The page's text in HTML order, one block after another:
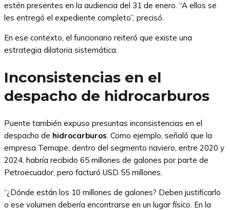
estén presentes en la audiencia del 31 de enero. “A ellos se
les entregó el expediente completo”, precisó.
En ese contexto, el funcionario reiteró que existe una
estrategia dilatoria sistemática.
Inconsistencias en el
despacho de hidrocarburos
Puente también expuso presuntas inconsistencias en el
despacho de hidrocarburos . Como ejemplo, señaló que la
empresa Ternape, dentro del segmento naviero, entre 2020 y
2024, habría recibido 65 millones de galones por parte de
Petroecuador, pero facturó USD 55 millones.
“¿Dónde están los 10 millones de galones? Deben justificarlo
o ese volumen debería encontrarse en un lugar físico. En la